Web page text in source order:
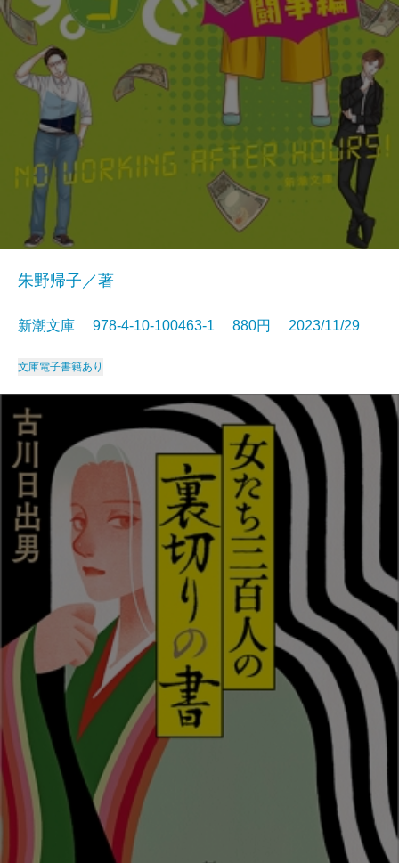
朱野帰子／著
新潮文庫 978-4-10-100463-1 880円 2023/11/29
文庫電子書籍あり